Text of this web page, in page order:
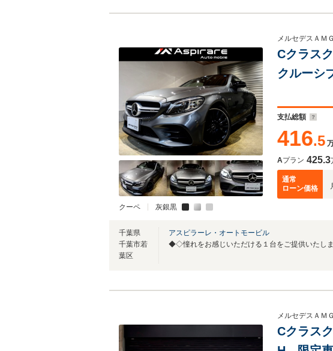
クーペ 灰銀黒
メルセデスＡＭＧ
Cクラス
クルーシ
リアカメ
支払総額
416.5
Aプラン 425.3
通常
ローン価格
千葉県
千葉市若
葉区
アスピラーレ・オートモービル
メルセデスＡＭＧ
Cクラス